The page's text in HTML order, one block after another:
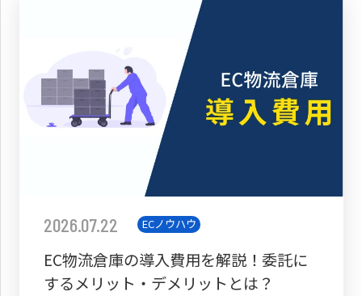
2026.07.22 ECノウハウ
EC物流倉庫の導入費用を解説！委託に
するメリット・デメリットとは？